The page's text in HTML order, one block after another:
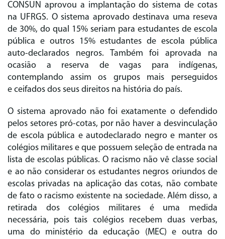
CONSUN aprovou a implantação do sistema de cotas
na UFRGS. O sistema aprovado destinava uma reseva
de 30%, do qual 15% seriam para estudantes de escola
pública e outros 15% estudantes de escola pública
auto-declarados negros. Também foi aprovada na
ocasião a reserva de vagas para indígenas,
contemplando assim os grupos mais perseguidos
e ceifados dos seus direitos na história do país.
O sistema aprovado não foi exatamente o defendido
pelos setores pró-cotas, por não haver a desvinculação
de escola pública e autodeclarado negro e manter os
colégios militares e que possuem seleção de entrada na
lista de escolas públicas. O racismo não vê classe social
e ao não considerar os estudantes negros oriundos de
escolas privadas na aplicação das cotas, não combate
de fato o racismo existente na sociedade. Além disso, a
retirada dos colégios militares é uma medida
necessária, pois tais colégios recebem duas verbas,
uma do ministério da educação (MEC) e outra do